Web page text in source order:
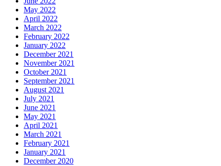
May 2022
April 2022
March 2022
February 2022
January 2022
December 2021
November 2021
October 2021
September 2021
August 2021
July 2021
June 2021
May 2021
April 2021
March 2021
February 2021
January 2021
December 2020